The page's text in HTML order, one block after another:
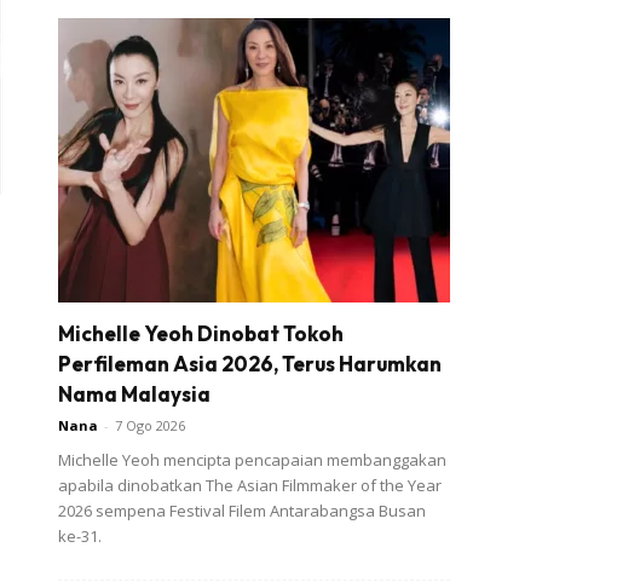
Michelle Yeoh Dinobat Tokoh
Perfileman Asia 2026, Terus Harumkan
Nama Malaysia
Nana - 7 Ogo 2026
Michelle Yeoh mencipta pencapaian membanggakan
apabila dinobatkan The Asian Filmmaker of the Year
2026 sempena Festival Filem Antarabangsa Busan
ke-31.